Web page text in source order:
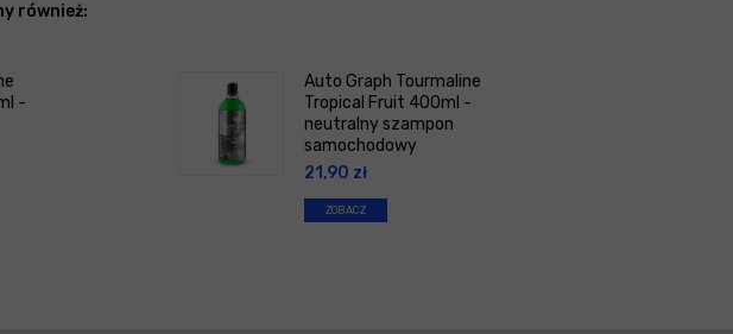
również:
-
Auto Graph Tourmaline
Tropical Fruit 400ml -
neutralny szampon
samochodowy
21,90 zł
ZOBACZ